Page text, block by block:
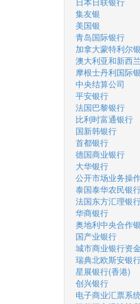
集友银
美国银
青岛国际银行
加拿大蒙特利尔
澳大利亚和新西
摩根士丹利国际
中央结算公司
平安银行
法国巴黎银行
比利时富通银行
国新韩银行
首都银行
德国商业银行
大华银行
公开市场业务操
泰国泰华农民银
法国东方汇理银
华商银行
奥地利中央合作
国产业银行
城市商业银行资
瑞典北欧斯安银
星展银行(香港)
创兴银行
电子商业汇票系